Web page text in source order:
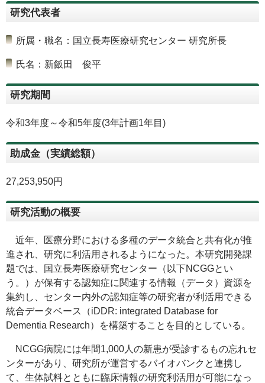
研究代表者
所属・職名：国立長寿医療研究センター 研究所長
氏名：新飯田 俊平
研究期間
令和3年度～令和5年度(3年計画1年目)
助成金（実績総額）
27,253,950円
研究活動の概要
近年、医療分野における多種のデータ統合と共有化が推
進され、研究に利活用されるようになった。本研究開発課
題では、国立長寿医療研究センター（以下NCGGとい
う。）が保有する認知症に関連する情報（データ）資源を
集約し、センター内外の認知症等の研究者が利活用できる
統合データベース（iDDR: integrated Database for
Dementia Research）を構築することを目的としている。
NCGG病院には年間1,000人の新患が受診するもの忘れセ
ンターがあり、研究所が運営するバイオバンクと連携し
て、生体試料とともに臨床情報の研究利活用が可能になっ